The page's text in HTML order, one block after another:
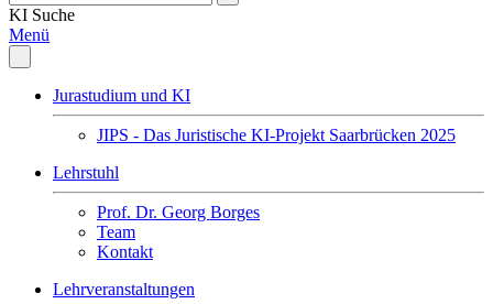
KI Suche
Menü
Jurastudium und KI
JIPS - Das Juristische KI-Projekt Saarbrücken 2025
Lehrstuhl
Prof. Dr. Georg Borges
Team
Kontakt
Lehrveranstaltungen